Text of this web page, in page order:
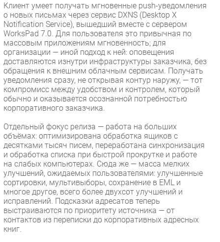
Клиент умеет получать мгновенные push-уведомления
о новых письмах через сервис DXNS (Desktop X
Notification Service), вышедший вместе с сервером
WorksPad 7.0. Для пользователя это привычная по
массовым приложениям мгновенность; для
организации — иной подход к ней: оповещения
доставляются изнутри инфраструктуры заказчика, без
обращения к внешним облачным сервисам. Получать
уведомления сразу, не открывая контур наружу, — тот
компромисс между удобством и контролем, который
обычно и оказывается осознанной потребностью
корпоративного заказчика.
Отдельный фокус релиза — работа на больших
объёмах: оптимизирована обработка ящиков с
десятками тысяч писем, переработана синхронизация
и обработка списка при быстрой прокрутке и работе
на слабых компьютерах. Сюда же — масса мелких
улучшений, ожидаемых пользователями: улучшенные
сортировки, мультивыборы, сохранение в EML и
многое другое, всего более двухсот улучшений и
исправлений. Подсказки адресатов теперь
выстраиваются по приоритету источника — от
контактов из переписки до корпоративных адресных
книг.